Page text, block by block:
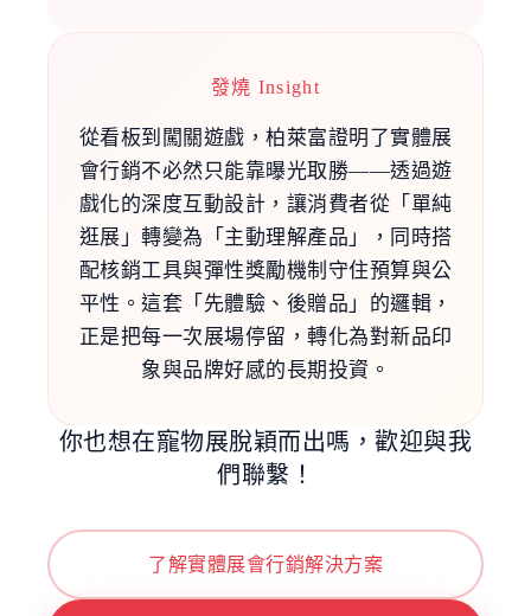
發燒 Insight
從看板到闖關遊戲，柏萊富證明了實體展
會行銷不必然只能靠曝光取勝——透過遊
戲化的深度互動設計，讓消費者從「單純
逛展」轉變為「主動理解產品」，同時搭
配核銷工具與彈性獎勵機制守住預算與公
平性。這套「先體驗、後贈品」的邏輯，
正是把每一次展場停留，轉化為對新品印
象與品牌好感的長期投資。
你也想在寵物展脫穎而出嗎，歡迎與我
們聯繫！
了解實體展會行銷解決方案